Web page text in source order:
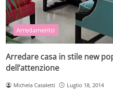
Arredamento
Arredare casa in stile new
dell’attenzione
Michela Casaletti Luglio 18, 2014